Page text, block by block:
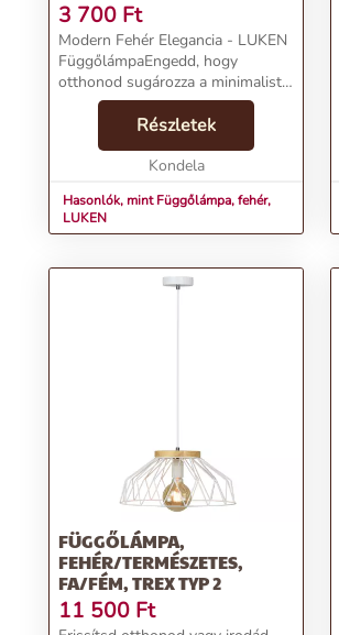
3 700 Ft
Modern Fehér Elegancia - LUKEN
FüggőlámpaEngedd, hogy
otthonod sugározza a minimalista
design és a funkcionalitás
tökéletes egységét a LUKEN
Függőlámpával! A Kondela
webshopban most elérhető,
Részletek
Kondela
Hasonlók, mint Függőlámpa, fehér,
LUKEN
FÜGGŐLÁMPA,
FEHÉR/TERMÉSZETES,
FA/FÉM, TREX TYP 2
11 500 Ft